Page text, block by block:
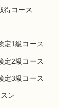
得コース
定1級コース
定2級コース
定3級コース
ン